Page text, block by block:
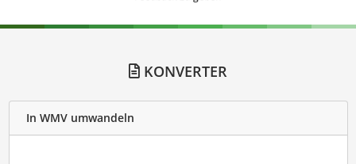
KONVERTER
In WMV umwandeln